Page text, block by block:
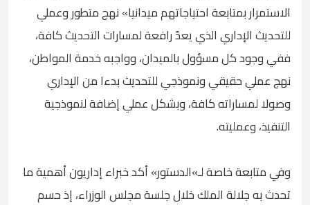
الاستمرار بمتابعة احتياجاتهم ميدانيا» نهج متطور وعملي
للتحديث الإداري الذي يعدّ رافعة لمسارات التحديث كافة،
ففي وجود كل مسؤول بالميدان، وواجبه خدمة المواطن،
نهج عملي حقيقي ونموذجي للتحديث بدءا من الإداري
وصولا لمساراته كافة، وبشكل عملي إضافة لنموذجية
التنفيذ، وعمليته.
وفي متابعة خاصة لـ»الدستور» أكد خبراء إداريون أهمية ما
تحدث به جلالة الملك خلال جلسة مجلس الوزراء، إذ حسم